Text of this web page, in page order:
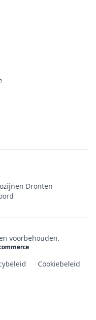
Dronten
voorbehouden.
Cookiebeleid